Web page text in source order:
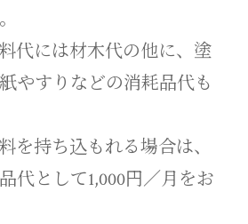
代には材木代の他に、塗
やすりなどの消耗品代も
を持ち込もれる場合は、
代として1,000円／月をお